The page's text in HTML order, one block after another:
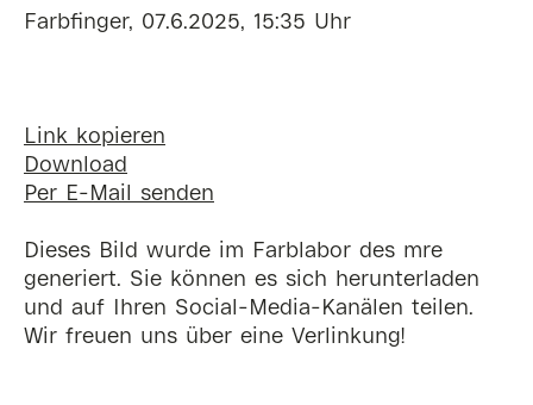
Farbfinger, 07.6.2025, 15:35 Uhr
Link kopieren
Download
Per E-Mail senden
Dieses Bild wurde im Farblabor des mre
generiert. Sie können es sich herunterladen
und auf Ihren Social-Media-Kanälen teilen.
Wir freuen uns über eine Verlinkung!